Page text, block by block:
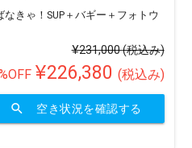
きゃ！SUP＋バギー＋フォトウ
¥231,000(税込み)
¥226,380 (税込み)
search 空き状況を確認する